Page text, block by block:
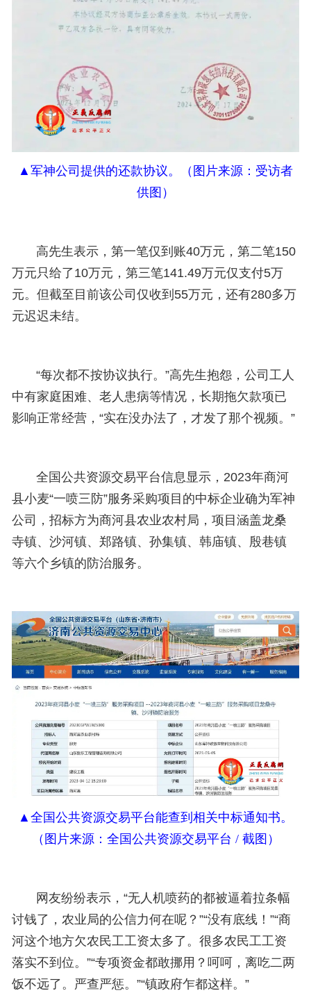
▲军神公司提供的还款协议。（图片来源：受访者
供图）
高先生表示，第一笔仅到账40万元，第二笔150
万元只给了10万元，第三笔141.49万元仅支付5万
元。但截至目前该公司仅收到55万元，还有280多万
元迟迟未结。
“每次都不按协议执行。”高先生抱怨，公司工人
中有家庭困难、老人患病等情况，长期拖欠款项已
影响正常经营，“实在没办法了，才发了那个视频。”
全国公共资源交易平台信息显示，2023年商河
县小麦“一喷三防”服务采购项目的中标企业确为军神
公司，招标方为商河县农业农村局，项目涵盖龙桑
寺镇、沙河镇、郑路镇、孙集镇、韩庙镇、殷巷镇
等六个乡镇的防治服务。
▲全国公共资源交易平台能查到相关中标通知书。
（图片来源：全国公共资源交易平台 / 截图）
网友纷纷表示，“无人机喷药的都被逼着拉条幅
讨钱了，农业局的公信力何在呢？”“没有底线！”“商
河这个地方欠农民工工资太多了。很多农民工工资
落实不到位。”“专项资金都敢挪用？呵呵，离吃二两
饭不远了。严查严惩。”“镇政府乍都这样。”